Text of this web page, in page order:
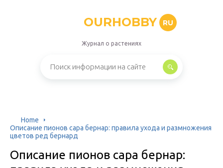
OURHOBBY RU
Журнал о растениях
Home
Описание пионов сара бернар: правила ухода и размножения
цветов ред бернард
Описание пионов сара бернар: